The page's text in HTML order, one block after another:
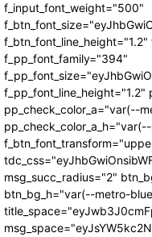
f_input_font_weight="500"
f_pp_font_family="394"
pp_check_color_a="var(--
msg_succ_radius="2"
btn_bg_h="var(--metro-